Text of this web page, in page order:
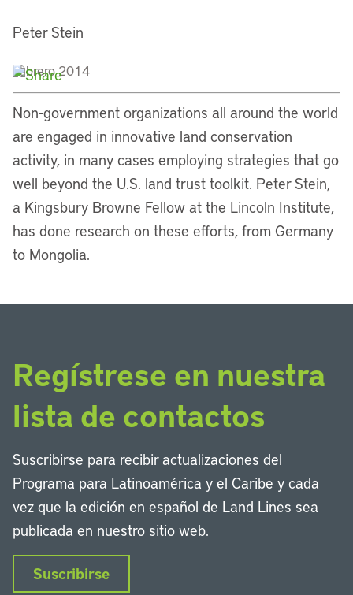
Peter Stein
Febrero 2014
Non-government organizations all around the world
are engaged in innovative land conservation
activity, in many cases employing strategies that go
well beyond the U.S. land trust toolkit. Peter Stein,
a Kingsbury Browne Fellow at the Lincoln Institute,
has done research on these efforts, from Germany
to Mongolia.
Regístrese en nuestra
lista de contactos
Suscribirse para recibir actualizaciones del
Programa para Latinoamérica y el Caribe y cada
vez que la edición en español de Land Lines sea
publicada en nuestro sitio web.
Suscribirse